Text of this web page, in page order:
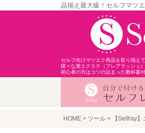
品揃え最大級！セルフマツ
セルフ向けマツエク商品を取り揃えて
様々な束エクステ（フレアラッシュ
初心者の方はコツの詰まった教科書
HOME ツール 【Selfray